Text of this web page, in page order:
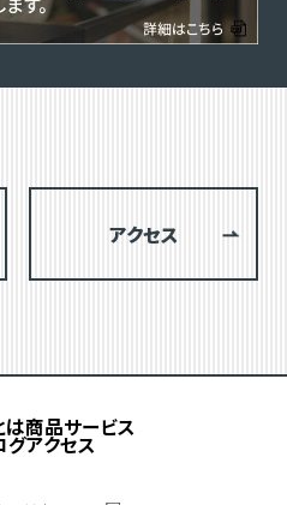
アクセス
は商品サービス
グアクセス